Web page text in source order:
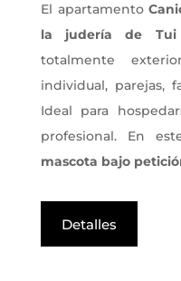
El apartamento
la judería de Tui
totalmente
individual, parejas,
Ideal para
profesional. En
mascota bajo
Detalles